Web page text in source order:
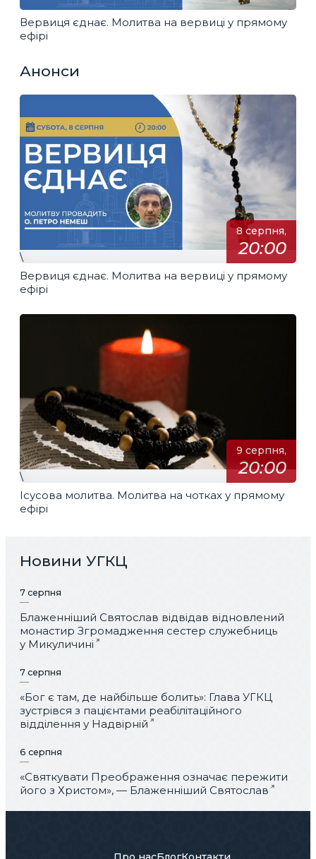
Вервиця єднає. Молитва на вервиці у прямому
ефірі
Анонси
8 серпня,
20:00
\
Вервиця єднає. Молитва на вервиці у прямому
ефірі
9 серпня,
20:00
\
Ісусова молитва. Молитва на чотках у прямому
ефірі
Новини УГКЦ
7 серпня
Блаженніший Святослав відвідав відновлений
монастир Згромадження сестер служебниць
у Микуличині
7 серпня
«Бог є там, де найбільше болить»: Глава УГКЦ
зустрівся з пацієнтами реабілітаційного
відділення у Надвірній
6 серпня
«Святкувати Преображення означає пережити
його з Христом», — Блаженніший Святослав